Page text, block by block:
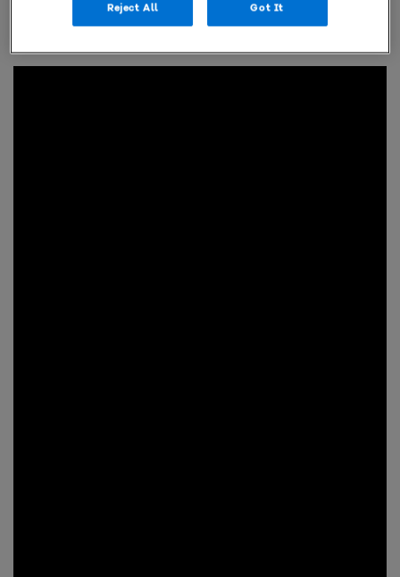
rendimiento de tu desarrollo web.
Reject All Got It